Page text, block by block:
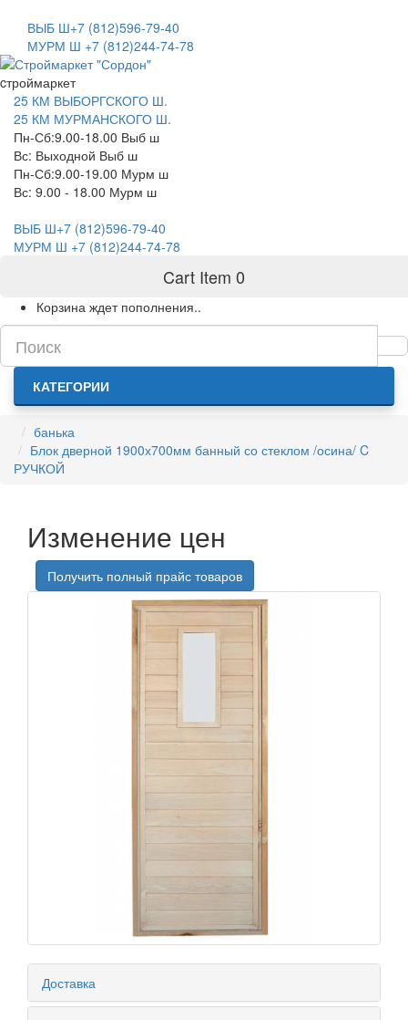
ВЫБ Ш+7 (812)596-79-40
МУРМ Ш +7 (812)244-74-78
cтроймаркет
25 КМ ВЫБОРГСКОГО Ш.
25 КМ МУРМАНСКОГО Ш.
Пн-Сб:9.00-18.00 Выб ш
Вс: Выходной Выб ш
Пн-Сб:9.00-19.00 Мурм ш
Вс: 9.00 - 18.00 Мурм ш
ВЫБ Ш+7 (812)596-79-40
МУРМ Ш +7 (812)244-74-78
Cart Item 0
Корзина ждет пополнения..
КАТЕГОРИИ
банька
Блок дверной 1900х700мм банный со стеклом /осина/ C
РУЧКОЙ
Изменение цен
Получить полный прайс товаров
Доставка